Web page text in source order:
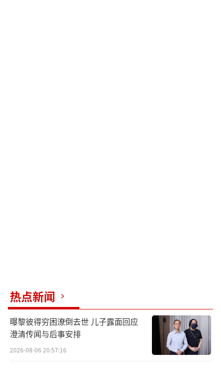
热点新闻
曝黎彼得穷困潦倒去世 儿子露面回应
澄清传闻与后事安排
2026-08-06 20:57:16